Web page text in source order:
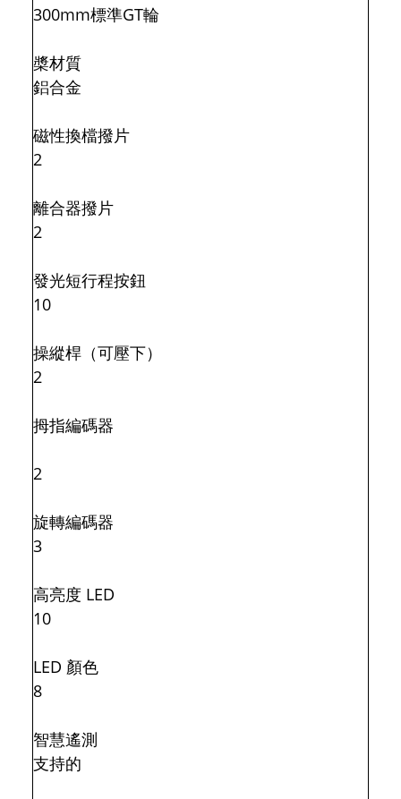
300mm標準GT輪
槳材質
鋁合金
磁性換檔撥片
2
離合器撥片
2
發光短行程按鈕
10
操縱桿（可壓下）
2
拇指編碼器
2
旋轉編碼器
3
高亮度 LED
10
LED 顏色
8
智慧遙測
支持的